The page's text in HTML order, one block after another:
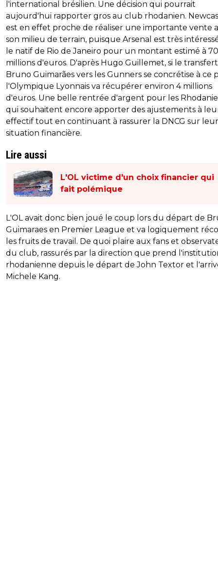
l'international brésilien. Une décision qui pourrait
aujourd'hui rapporter gros au club rhodanien.
est en effet proche de réaliser une importante vente
son milieu de terrain, puisque Arsenal est très
le natif de Rio de Janeiro pour un montant estimé à 70
millions d'euros. D'après Hugo Guillemet, si le
Bruno Guimarães vers les Gunners se concrétise à ce
l'Olympique Lyonnais va récupérer environ 4 millions
d'euros. Une belle rentrée d'argent pour les
qui souhaitent encore apporter des ajustements à
effectif tout en continuant à rassurer la DNCG sur leur
situation financière.
Lire aussi
L'OL victime d'un choix financier qui
fait polémique
L'OL avait donc bien joué le coup lors du départ de
Guimaraes en Premier League et va logiquement
les fruits de travail. De quoi plaire aux fans et
du club, rassurés par la direction que prend
rhodanienne depuis le départ de John Textor et
Michele Kang.